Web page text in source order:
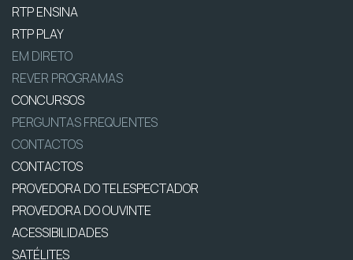
RTP ENSINA
RTP PLAY
EM DIRETO
REVER PROGRAMAS
CONCURSOS
PERGUNTAS FREQUENTES
CONTACTOS
CONTACTOS
PROVEDORA DO TELESPECTADOR
PROVEDORA DO OUVINTE
ACESSIBILIDADES
SATÉLITES